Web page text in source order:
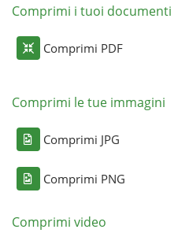
Comprimi i tuoi documenti
Comprimi PDF
Comprimi le tue immagini
Comprimi JPG
Comprimi PNG
Comprimi video